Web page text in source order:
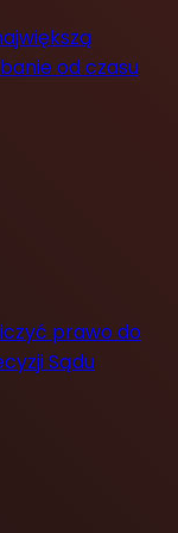
od czasu
prawo do
Sądu